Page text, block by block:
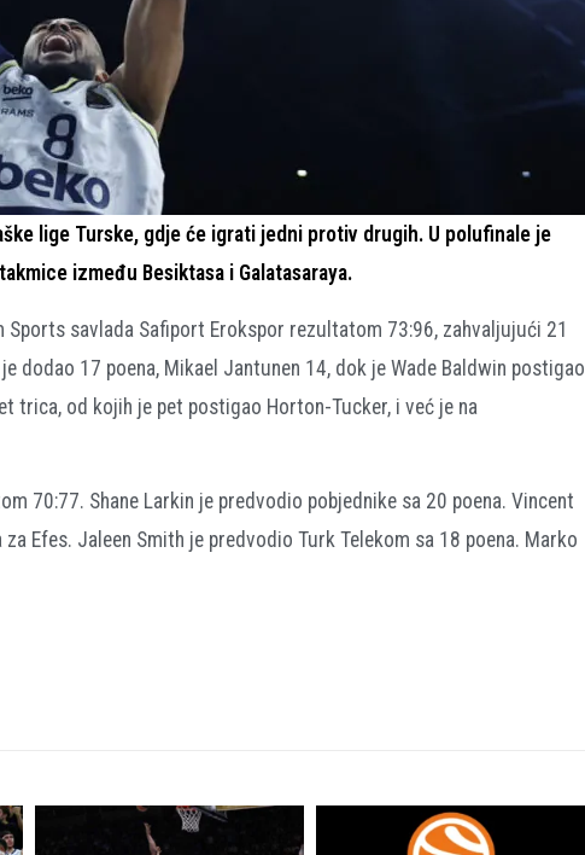
lige Turske, gdje će igrati jedni protiv drugih. U polufinale je
između Besiktasa i Galatasaraya.
Sports savlada Safiport Erokspor rezultatom 73:96, zahvaljujući 21
dodao 17 poena, Mikael Jantunen 14, dok je Wade Baldwin postigao
trica, od kojih je pet postigao Horton-Tucker, i već je na
70:77. Shane Larkin je predvodio pobjednike sa 20 poena. Vincent
Efes. Jaleen Smith je predvodio Turk Telekom sa 18 poena. Marko